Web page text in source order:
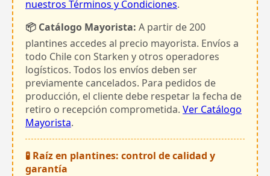
nuestros Términos y Condiciones.
📦 Catálogo Mayorista: A partir de 200
plantines accedes al precio mayorista. Envíos a
todo Chile con Starken y otros operadores
logísticos. Todos los envíos deben ser
previamente cancelados. Para pedidos de
producción, el cliente debe respetar la fecha de
retiro o recepción comprometida. Ver Catálogo
Mayorista.
🧪 Raíz en plantines: control de calidad y
garantía